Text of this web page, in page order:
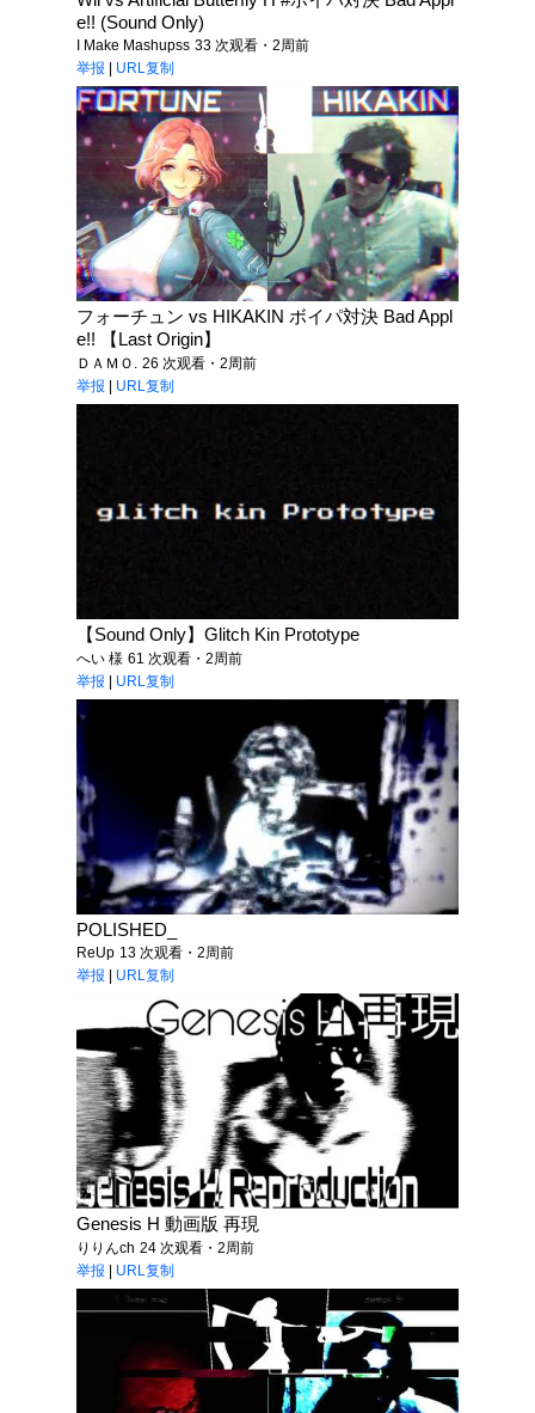
e!! (Sound Only)
I Make Mashupss 33 次观看・2周前
举报
URL复制
フォーチュン vs HIKAKIN ボイパ対決 Bad Appl
e!! 【Last Origin】
ＤＡＭＯ. 26 次观看・2周前
举报
URL复制
【Sound Only】Glitch Kin Prototype
へい 様 61 次观看・2周前
举报
URL复制
POLISHED_
ReUp 13 次观看・2周前
举报
URL复制
Genesis H 動画版 再現
りりんch 24 次观看・2周前
举报
URL复制